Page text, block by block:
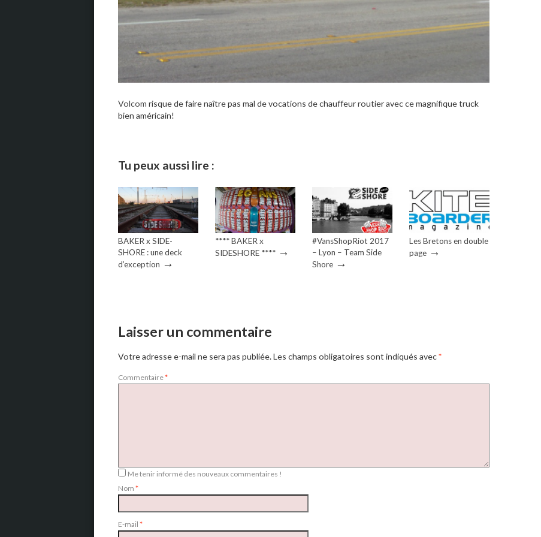
Volcom risque de faire naître pas mal de vocations de chauffeur routier avec ce magnifique truck
bien américain!
Tu peux aussi lire :
BAKER x SIDE-
SHORE : une deck
d’exception →
**** BAKER x
SIDESHORE **** →
#VansShopRiot 2017
– Lyon – Team Side
Shore →
Les Bretons en double
page →
Laisser un commentaire
Votre adresse e-mail ne sera pas publiée.Les champs obligatoires sont indiqués avec*
Commentaire*
Me tenir informé des nouveaux commentaires !
Nom *
E-mail *